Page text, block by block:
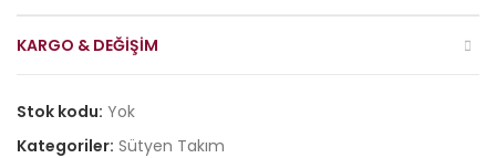
KARGO & DEĞIŞIM
Stok kodu: Yok
Kategoriler: Sütyen Takım